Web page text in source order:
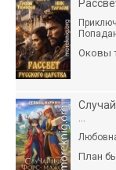
Оковы
План